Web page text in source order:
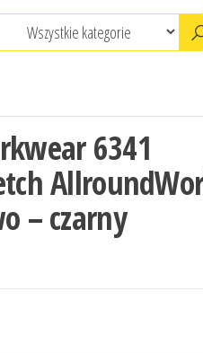
6341
– czarny